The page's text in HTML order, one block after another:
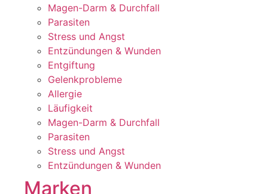
Magen-Darm & Durchfall
Parasiten
Stress und Angst
Entzündungen & Wunden
Entgiftung
Gelenkprobleme
Allergie
Läufigkeit
Magen-Darm & Durchfall
Parasiten
Stress und Angst
Entzündungen & Wunden
Marken